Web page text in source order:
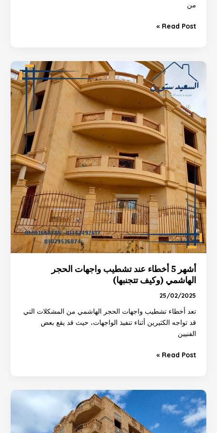
من
Read Post »
أشهر 5 أخطاء عند تشطيب واجهات الحجر
الهاشمي (وكيف تتجنبها)
25/02/2025
تعد أخطاء تشطيب واجهات الحجر الهاشمي من المشكلات التي
قد تواجه الكثيرين أثناء تنفيذ الواجهات، حيث قد يقع بعض
الفنيين
أشهر
5
أخطاء
عند
تشطيب
واجهات
الحجر
الهاشمي
(وكيف
تتجنبها)
Read Post »
اسعار
الحجر
الهاشمي
فى